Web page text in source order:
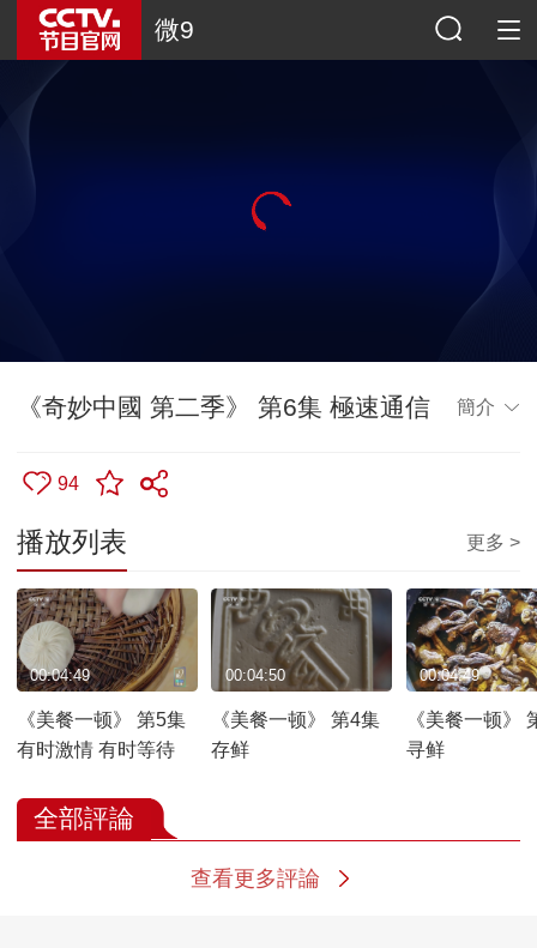
微9
《奇妙中國 第二季》 第6集 極速通信 簡介
94
播放列表 更多 >
《美餐一顿》 第5集
有时激情 有时等待
00:04:49
《美餐一顿》 第4集
存鲜
00:04:50
《美餐一顿》
寻鲜
00:04:49
全部評論
查看更多評論